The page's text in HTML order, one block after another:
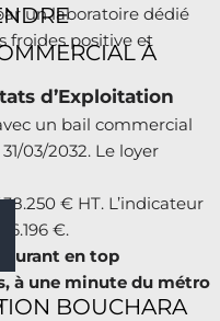
À
BOUCHARA
un laboratoire dédié
froides positive et
d’Exploitation
un bail commercial
03/2032. Le loyer
€ HT. L’indicateur
€.
en top
à une minute du métro